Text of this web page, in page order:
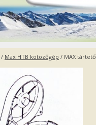
/ Max HTB kötözőgép / MAX tártető